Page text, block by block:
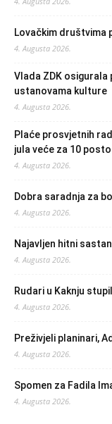
Lovačkim društvima
4. Augusta 2026.
Vlada ZDK osigurala
ustanovama kulture
4. Augusta 2026.
Plaće prosvjetnih
jula veće za 10 posto
4. Augusta 2026.
Dobra saradnja za
4. Augusta 2026.
Najavljen hitni
4. Augusta 2026.
Rudari u Kaknju
4. Augusta 2026.
Preživjeli planinari,
4. Augusta 2026.
Spomen za Fadila
4. Augusta 2026.